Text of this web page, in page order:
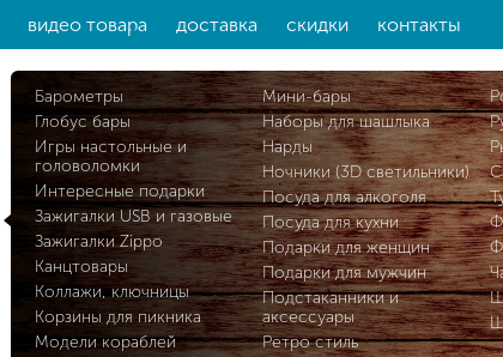
видео товара доставка скидки контакты
Барометры
Глобус бары
Игры настольные и
головоломки
Интересные подарки
Зажигалки USB и газовые
Зажигалки Zippo
Канцтовары
Коллажи, ключницы
Корзины для пикника
Модели кораблей
Мини-бары
Наборы для шашлыка
Нарды
Ночники (3D светильники)
Посуда для алкоголя
Посуда для кухни
Подарки для женщин
Подарки для мужчин
Подстаканники и
аксессуары
Ретро стиль